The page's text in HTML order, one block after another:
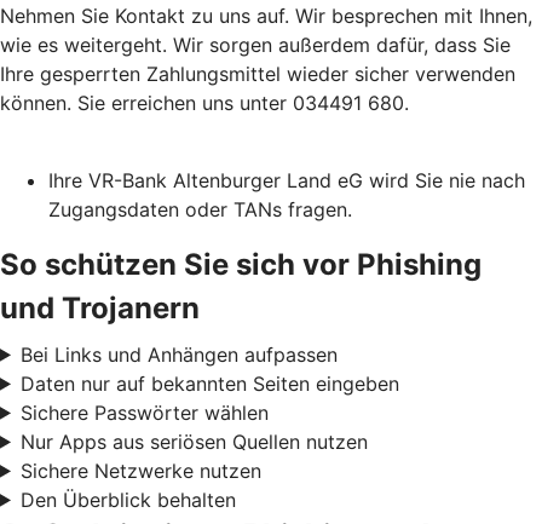
Nehmen Sie Kontakt zu uns auf. Wir besprechen mit Ihnen,
wie es weitergeht. Wir sorgen außerdem dafür, dass Sie
Ihre gesperrten Zahlungsmittel wieder sicher verwenden
können. Sie erreichen uns unter 034491 680.
Ihre VR-Bank Altenburger Land eG wird Sie nie nach
Zugangsdaten oder TANs fragen.
So schützen Sie sich vor Phishing
und Trojanern
Bei Links und Anhängen aufpassen
Daten nur auf bekannten Seiten eingeben
Sichere Passwörter wählen
Nur Apps aus seriösen Quellen nutzen
Sichere Netzwerke nutzen
Den Überblick behalten